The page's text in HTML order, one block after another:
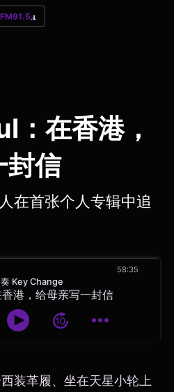
FM91.5
：在香港，
封信
在首张个人专辑中追
Key Change
港，给母亲写一封信
58:35
装革履、坐在天星小轮上